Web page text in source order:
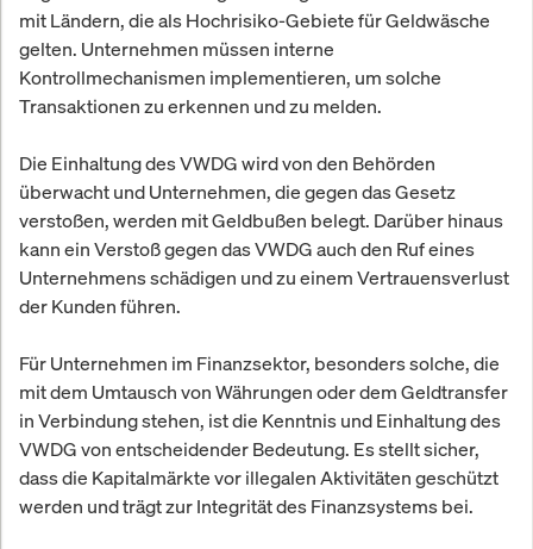
mit Ländern, die als Hochrisiko-Gebiete für Geldwäsche
gelten. Unternehmen müssen interne
Kontrollmechanismen implementieren, um solche
Transaktionen zu erkennen und zu melden.
Die Einhaltung des VWDG wird von den Behörden
überwacht und Unternehmen, die gegen das Gesetz
verstoßen, werden mit Geldbußen belegt. Darüber hinaus
kann ein Verstoß gegen das VWDG auch den Ruf eines
Unternehmens schädigen und zu einem Vertrauensverlust
der Kunden führen.
Für Unternehmen im Finanzsektor, besonders solche, die
mit dem Umtausch von Währungen oder dem Geldtransfer
in Verbindung stehen, ist die Kenntnis und Einhaltung des
VWDG von entscheidender Bedeutung. Es stellt sicher,
dass die Kapitalmärkte vor illegalen Aktivitäten geschützt
werden und trägt zur Integrität des Finanzsystems bei.